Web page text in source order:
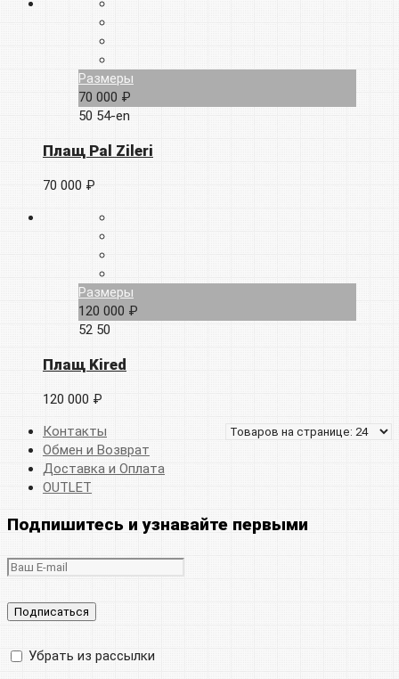
Размеры
70 000 ₽
50 54-en
Плащ Pal Zileri
70 000 ₽
Размеры
120 000 ₽
52 50
Плащ Kired
120 000 ₽
Контакты
Обмен и Возврат
Доставка и Оплата
OUTLET
Подпишитесь и узнавайте первыми
Убрать из рассылки